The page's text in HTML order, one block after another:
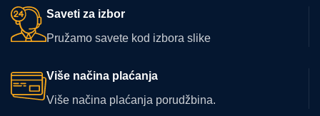
Saveti za izbor
Pružamo savete kod izbora slike
Više načina plaćanja
Više načina plaćanja porudžbina.